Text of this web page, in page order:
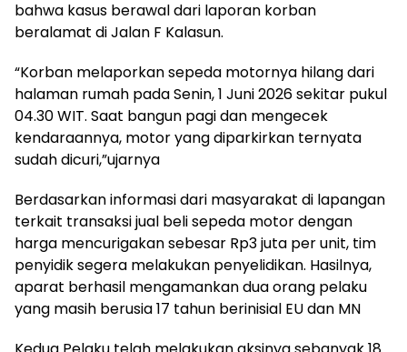
bahwa kasus berawal dari laporan korban
beralamat di Jalan F Kalasun.
“Korban melaporkan sepeda motornya hilang dari
halaman rumah pada Senin, 1 Juni 2026 sekitar pukul
04.30 WIT. Saat bangun pagi dan mengecek
kendaraannya, motor yang diparkirkan ternyata
sudah dicuri,”ujarnya
Berdasarkan informasi dari masyarakat di lapangan
terkait transaksi jual beli sepeda motor dengan
harga mencurigakan sebesar Rp3 juta per unit, tim
penyidik segera melakukan penyelidikan. Hasilnya,
aparat berhasil mengamankan dua orang pelaku
yang masih berusia 17 tahun berinisial EU dan MN